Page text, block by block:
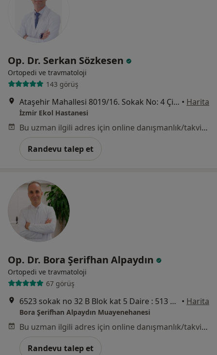
Op. Dr. Serkan Sözkesen
Ortopedi ve travmatoloji
143 görüş
Ataşehir Mahallesi 8019/16. Sokak No: 4 Çiğli/İzmir , Türkiye, İzmir • Harita
İzmir Ekol Hastanesi
Bu uzman ilgili adres için online danışmanlık/takvim sunmuyor.
Randevu talep et
Op. Dr. Bora Şerifhan Alpaydın
Ortopedi ve travmatoloji
67 görüş
6523 sokak no 32 B Blok kat 5 Daire : 513 Park Yaşam Ofisleri mavişehir karşıyaka izmir ., İzmir • Harita
Bora Şerifhan Alpaydın Muayenehanesi
Bu uzman ilgili adres için online danışmanlık/takvim sunmuyor.
Randevu talep et